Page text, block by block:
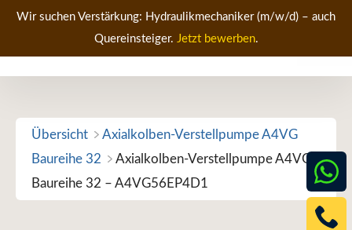
Zum
springen
Wir suchen Verstärkung: Hydraulikmechaniker (m/w/d) – auch
Quereinsteiger. Jetzt bewerben.
Übersicht
Axialkolben-Verstellpumpe A4VG
Baureihe 32
Axialkolben-Verstellpumpe A4VG
Baureihe 32 – A4VG56EP4D1